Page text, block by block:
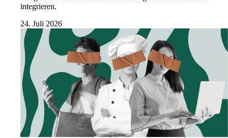
integrieren.
24. Juli 2026